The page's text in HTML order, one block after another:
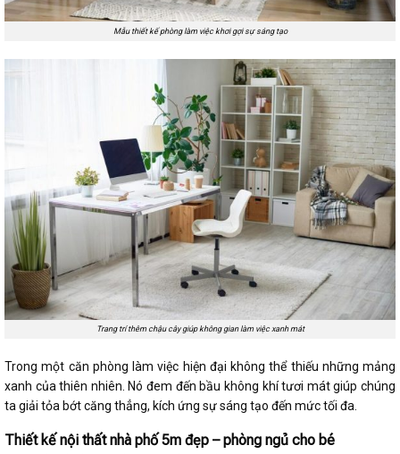
Mẫu thiết kế phòng làm việc khơi gợi sự sáng tạo
Trang trí thêm chậu cây giúp không gian làm việc xanh mát
Trong một căn phòng làm việc hiện đại không thể thiếu những mảng
xanh của thiên nhiên. Nó đem đến bầu không khí tươi mát giúp chúng
ta giải tỏa bớt căng thẳng, kích ứng sự sáng tạo đến mức tối đa.
Thiết kế nội thất nhà phố 5m đẹp – phòng ngủ cho bé